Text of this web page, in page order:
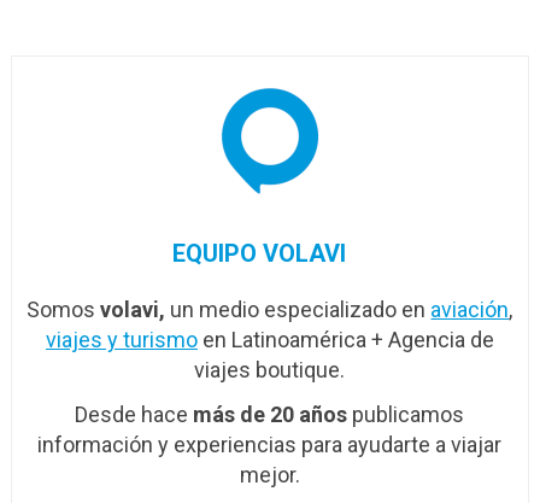
EQUIPO VOLAVI
Somosvolavi, un medio especializado en aviación,
viajes y turismoen Latinoamérica + Agencia de
viajes boutique.
Desde hace más de 20 años publicamos
información y experiencias para ayudarte a viajar
mejor.